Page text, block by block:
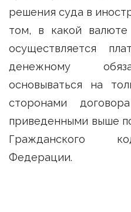
решения суда в
том, в какой
осуществляется
денежному
основываться на
сторонами
приведенными выше
Гражданского
Федерации.